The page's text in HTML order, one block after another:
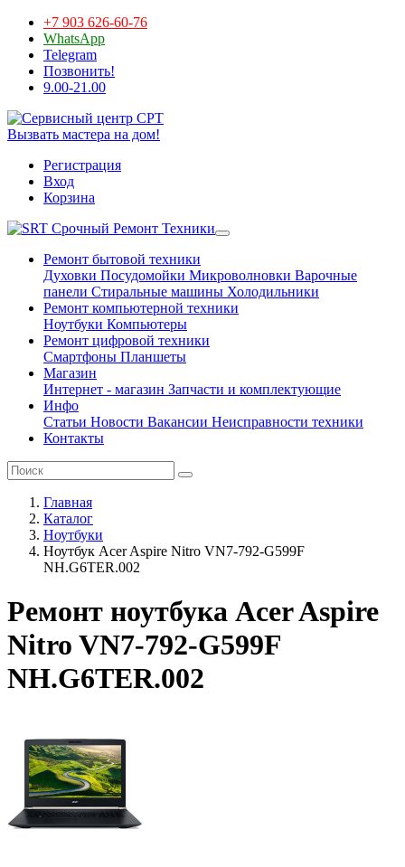
+7 903 626-60-76
WhatsApp
Telegram
Позвонить!
9.00-21.00
Вызвать мастера на дом!
Регистрация
Вход
Корзина
Срочный Ремонт Техники
Ремонт бытовой техники
Духовки Посудомойки Микроволновки Варочные
панели Стиральные машины Холодильники
Ремонт компьютерной техники
Ноутбуки Компьютеры
Ремонт цифровой техники
Смартфоны Планшеты
Магазин
Интернет - магазин Запчасти и комплектующие
Инфо
Статьи Новости Вакансии Неисправности техники
Контакты
Главная
Каталог
Ноутбуки
Ноутбук Acer Aspire Nitro VN7-792-G599F
NH.G6TER.002
Ремонт ноутбука Acer Aspire
Nitro VN7-792-G599F
NH.G6TER.002